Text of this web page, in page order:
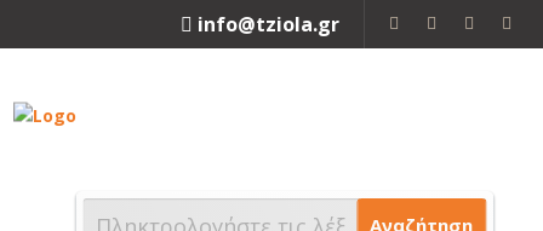
info@tziola.gr
Αναζήτηση